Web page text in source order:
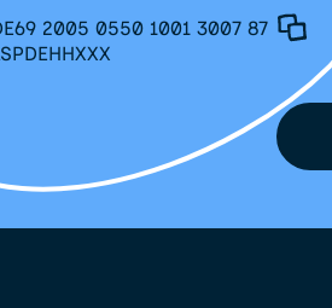
2005 0550 1001 3007 87